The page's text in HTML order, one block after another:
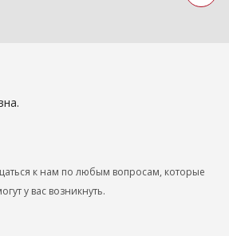
к нам по любым вопросам, которые
у вас возникнуть.